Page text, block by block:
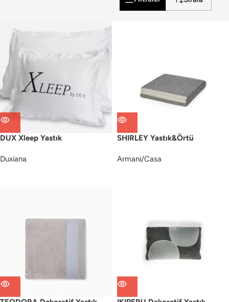
DUX Xleep Yastık
Duxiana
SHIRLEY Yastık&Örtü
Armani/Casa